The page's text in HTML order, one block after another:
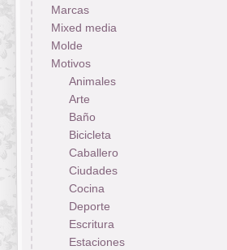
Marcas
Mixed media
Molde
Motivos
Animales
Arte
Baño
Bicicleta
Caballero
Ciudades
Cocina
Deporte
Escritura
Estaciones